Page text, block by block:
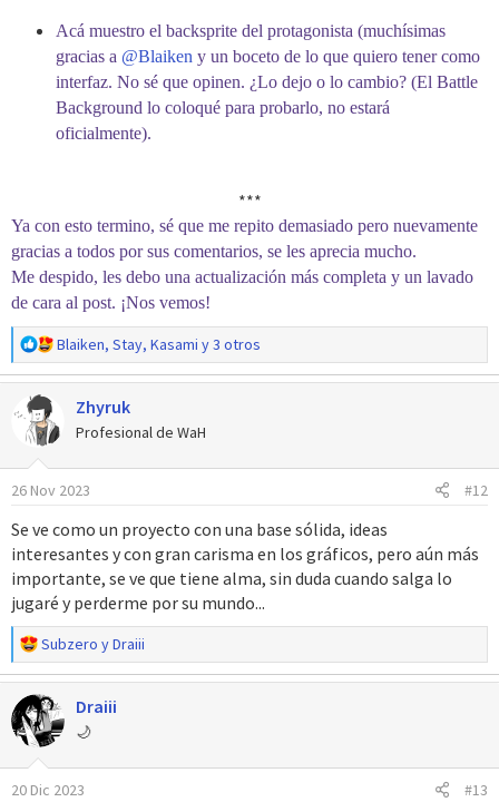
Acá muestro el backsprite del protagonista (muchísimas
gracias a @Blaiken y un boceto de lo que quiero tener como
interfaz. No sé que opinen. ¿Lo dejo o lo cambio? (El Battle
Background lo coloqué para probarlo, no estará
oficialmente).
***​
Ya con esto termino, sé que me repito demasiado pero nuevamente
gracias a todos por sus comentarios, se les aprecia mucho.
Me despido, les debo una actualización más completa y un lavado
de cara al post. ¡Nos vemos!
R
e
a
c
o
n
s
:
Blaiken, Stay, Kasami y 3 otros
Zhyruk
Profesional de WaH
26 Nov 2023 #12
Se ve como un proyecto con una base sólida, ideas
interesantes y con gran carisma en los gráficos, pero aún más
importante, se ve que tiene alma, sin duda cuando salga lo
jugaré y perderme por su mundo...
R
e
a
c
c
i
o
n
Subzero yDraiii
Draiii
🌙
20 Dic 2023 #13